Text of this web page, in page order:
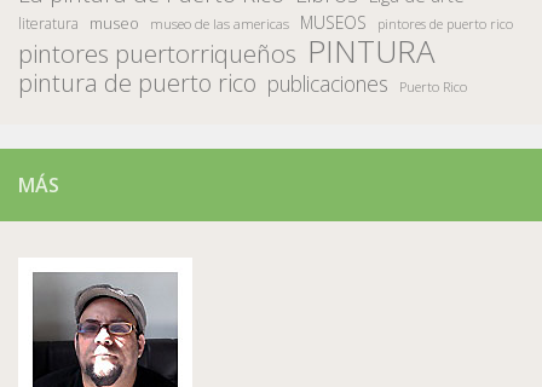
literatura museo museo de las americas MUSEOS pintores de puerto rico
pintores puertorriqueños PINTURA
pintura de puerto rico publicaciones Puerto Rico
MÁS